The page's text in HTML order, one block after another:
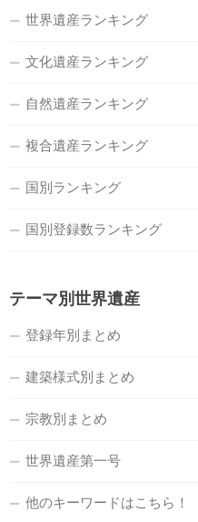
世界遺産ランキング
文化遺産ランキング
自然遺産ランキング
複合遺産ランキング
国別ランキング
国別登録数ランキング
テーマ別世界遺産
登録年別まとめ
建築様式別まとめ
宗教別まとめ
世界遺産第一号
他のキーワードはこちら！